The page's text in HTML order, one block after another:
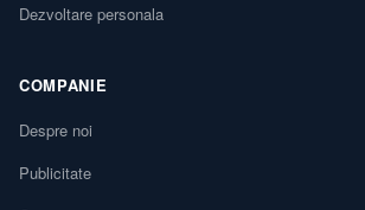
Dezvoltare personala
COMPANIE
Despre noi
Publicitate